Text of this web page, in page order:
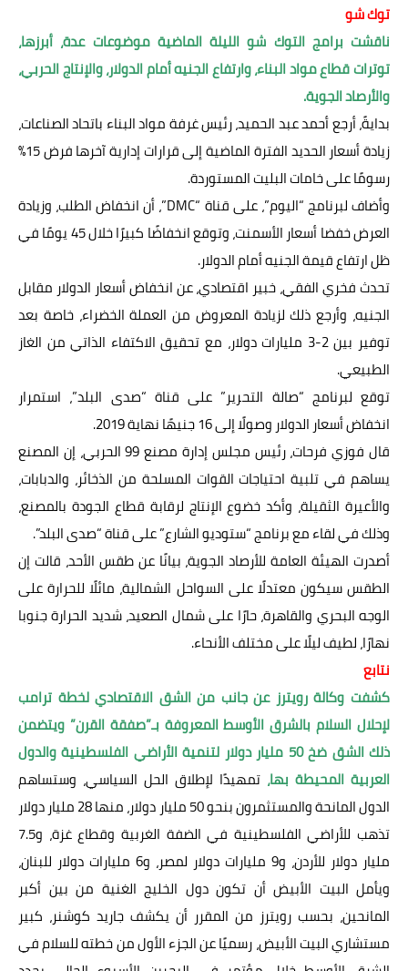
توك شو
ناقشت برامج التوك شو الليلة الماضية موضوعات عدة، أبرزها،
توترات قطاع مواد البناء، وارتفاع الجنيه أمام الدولار، والإنتاج الحربي،
والأرصاد الجوية.
بدايةً، أرجع أحمد عبد الحميد، رئيس غرفة مواد البناء باتحاد الصناعات،
زيادة أسعار الحديد الفترة الماضية إلى قرارات إدارية آخرها فرض 15%
رسومًا على خامات البليت المستوردة.
وأضاف لبرنامج “اليوم”، على قناة “DMC”، أن انخفاض الطلب، وزيادة
العرض خفضا أسعار الأسمنت، وتوقع انخفاضًا كبيرًا خلال 45 يومًا في
ظل ارتفاع قيمة الجنيه أمام الدولار.
تحدث فخري الفقي، خبير اقتصادي، عن انخفاض أسعار الدولار مقابل
الجنيه، وأرجع ذلك لزيادة المعروض من العملة الخضراء، خاصة بعد
توفير بين 2-3 مليارات دولار، مع تحقيق الاكتفاء الذاتي من الغاز
الطبيعي.
توقع لبرنامج “صالة التحرير” على قناة “صدى البلد”، استمرار
انخفاض أسعار الدولار وصولًا إلى 16 جنيهًا نهاية 2019.
قال فوزي فرحات، رئيس مجلس إدارة مصنع 99 الحربي، إن المصنع
يساهم في تلبية احتياجات القوات المسلحة من الذخائر، والدبابات،
والأعيرة الثقيلة، وأكد خضوع الإنتاج لرقابة قطاع الجودة بالمصنع،
وذلك في لقاء مع برنامج “ستوديو الشارع” على قناة “صدى البلد”.
أصدرت الهيئة العامة للأرصاد الجوية، بيانًا عن طقس الأحد، قالت إن
الطقس سيكون معتدلًا على السواحل الشمالية، مائلًا للحرارة على
الوجه البحري والقاهرة، حارًا على شمال الصعيد، شديد الحرارة جنوبا
نهارًا، لطيف ليلًا على مختلف الأنحاء.
نتابع
كشفت وكالة رويترز عن جانب من الشق الاقتصادي لخطة ترامب
لإحلال السلام بالشرق الأوسط المعروفة بـ”صفقة القرن” ويتضمن
ذلك الشق ضخ 50 مليار دولار لتنمية الأراضي الفلسطينية والدول
العربية المحيطة بها، تمهيدًا لإطلاق الحل السياسي، وستساهم
الدول المانحة والمستثمرون بنحو 50 مليار دولار، منها 28 مليار دولار
تذهب للأراضي الفلسطينية في الضفة الغربية وقطاع غزة، و7.5
مليار دولار للأردن، و9 مليارات دولار لمصر، و6 مليارات دولار للبنان،
ويأمل البيت الأبيض أن تكون دول الخليج الغنية من بين أكبر
المانحين، بحسب رويترز من المقرر أن يكشف جاريد كوشنر، كبير
مستشاري البيت الأبيض، رسميًا عن الجزء الأول من خطته للسلام في